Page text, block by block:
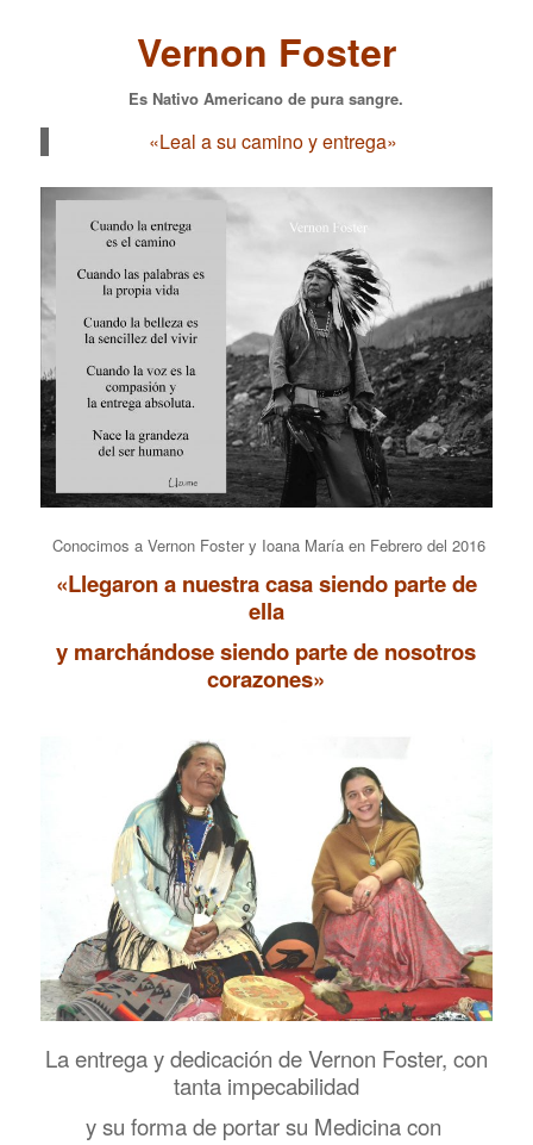
Vernon Foster
Es Nativo Americano de pura sangre.
«Leal a su camino y entrega»
Conocimos a Vernon Foster y Ioana María en Febrero del 2016
«Llegaron a nuestra casa siendo parte de
ella
y marchándose siendo parte de nosotros
corazones»
La entrega y dedicación de Vernon Foster, con
tanta impecabilidad
y su forma de portar su Medicina con